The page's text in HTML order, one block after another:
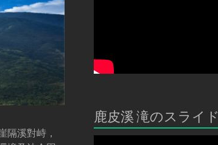
隔溪對峙，
鹿皮溪 滝のスライド